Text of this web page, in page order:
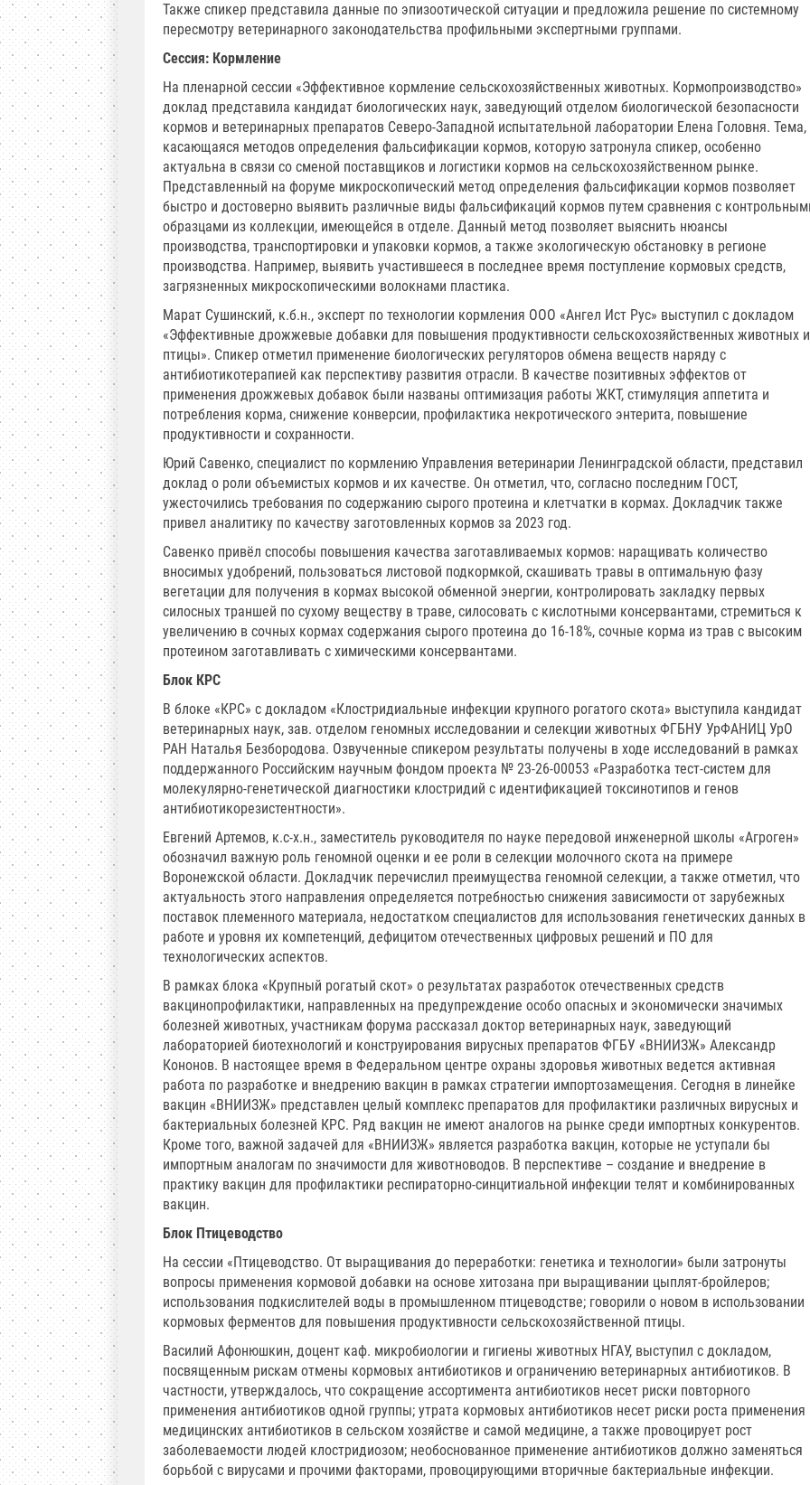
Также спикер представила данные по эпизоотической ситуации и предложила решение по системному
пересмотру ветеринарного законодательства профильными экспертными группами.
Сессия: Кормление
На пленарной сессии «Эффективное кормление сельскохозяйственных животных. Кормопроизводство»
доклад представила кандидат биологических наук, заведующий отделом биологической безопасности
кормов и ветеринарных препаратов Северо-Западной испытательной лаборатории Елена Головня. Тема,
касающаяся методов определения фальсификации кормов, которую затронула спикер, особенно
актуальна в связи со сменой поставщиков и логистики кормов на сельскохозяйственном рынке.
Представленный на форуме микроскопический метод определения фальсификации кормов позволяет
быстро и достоверно выявить различные виды фальсификаций кормов путем сравнения с
образцами из коллекции, имеющейся в отделе. Данный метод позволяет выяснить нюансы
производства, транспортировки и упаковки кормов, а также экологическую обстановку в регионе
производства. Например, выявить участившееся в последнее время поступление кормовых средств,
загрязненных микроскопическими волокнами пластика.
Марат Сушинский, к.б.н., эксперт по технологии кормления ООО «Ангел Ист Рус» выступил с докладом
«Эффективные дрожжевые добавки для повышения продуктивности сельскохозяйственных животных и
птицы». Спикер отметил применение биологических регуляторов обмена веществ наряду с
антибиотикотерапией как перспективу развития отрасли. В качестве позитивных эффектов от
применения дрожжевых добавок были названы оптимизация работы ЖКТ, стимуляция аппетита и
потребления корма, снижение конверсии, профилактика некротического энтерита, повышение
продуктивности и сохранности.
Юрий Савенко, специалист по кормлению Управления ветеринарии Ленинградской области, представил
доклад о роли объемистых кормов и их качестве. Он отметил, что, согласно последним ГОСТ,
ужесточились требования по содержанию сырого протеина и клетчатки в кормах. Докладчик также
привел аналитику по качеству заготовленных кормов за 2023 год.
Савенко привёл способы повышения качества заготавливаемых кормов: наращивать количество
вносимых удобрений, пользоваться листовой подкормкой, скашивать травы в оптимальную фазу
вегетации для получения в кормах высокой обменной энергии, контролировать закладку первых
силосных траншей по сухому веществу в траве, силосовать с кислотными консервантами, стремиться к
увеличению в сочных кормах содержания сырого протеина до 16-18%, сочные корма из трав с высоким
протеином заготавливать с химическими консервантами.
Блок КРС
В блоке «КРС» с докладом «Клостридиальные инфекции крупного рогатого скота» выступила кандидат
ветеринарных наук, зав. отделом геномных исследовании и селекции животных ФГБНУ УрФАНИЦ УрО
РАН Наталья Безбородова. Озвученные спикером результаты получены в ходе исследований в рамках
поддержанного Российским научным фондом проекта № 23-26-00053 «Разработка тест-систем для
молекулярно-генетической диагностики клостридий с идентификацией токсинотипов и генов
антибиотикорезистентности».
Евгений Артемов, к.с-х.н., заместитель руководителя по науке передовой инженерной школы «Агроген»
обозначил важную роль геномной оценки и ее роли в селекции молочного скота на примере
Воронежской области. Докладчик перечислил преимущества геномной селекции, а также отметил, что
актуальность этого направления определяется потребностью снижения зависимости от зарубежных
поставок племенного материала, недостатком специалистов для использования генетических данных в
работе и уровня их компетенций, дефицитом отечественных цифровых решений и ПО для
технологических аспектов.
В рамках блока «Крупный рогатый скот» о результатах разработок отечественных средств
вакцинопрофилактики, направленных на предупреждение особо опасных и экономически значимых
болезней животных, участникам форума рассказал доктор ветеринарных наук, заведующий
лабораторией биотехнологий и конструирования вирусных препаратов ФГБУ «ВНИИЗЖ» Александр
Кононов. В настоящее время в Федеральном центре охраны здоровья животных ведется активная
работа по разработке и внедрению вакцин в рамках стратегии импортозамещения. Сегодня в линейке
вакцин «ВНИИЗЖ» представлен целый комплекс препаратов для профилактики различных вирусных и
бактериальных болезней КРС. Ряд вакцин не имеют аналогов на рынке среди импортных конкурентов.
Кроме того, важной задачей для «ВНИИЗЖ» является разработка вакцин, которые не уступали бы
импортным аналогам по значимости для животноводов. В перспективе – создание и внедрение в
практику вакцин для профилактики респираторно-синцитиальной инфекции телят и комбинированных
вакцин.
Блок Птицеводство
На сессии «Птицеводство. От выращивания до переработки: генетика и технологии» были затронуты
вопросы применения кормовой добавки на основе хитозана при выращивании цыплят-бройлеров;
использования подкислителей воды в промышленном птицеводстве; говорили о новом в использовании
кормовых ферментов для повышения продуктивности сельскохозяйственной птицы.
Василий Афонюшкин, доцент каф. микробиологии и гигиены животных НГАУ, выступил с докладом,
посвященным рискам отмены кормовых антибиотиков и ограничению ветеринарных антибиотиков. В
частности, утверждалось, что сокращение ассортимента антибиотиков несет риски повторного
применения антибиотиков одной группы; утрата кормовых антибиотиков несет риски роста применения
медицинских антибиотиков в сельском хозяйстве и самой медицине, а также провоцирует рост
заболеваемости людей клостридиозом; необоснованное применение антибиотиков должно заменяться
борьбой с вирусами и прочими факторами, провоцирующими вторичные бактериальные инфекции.